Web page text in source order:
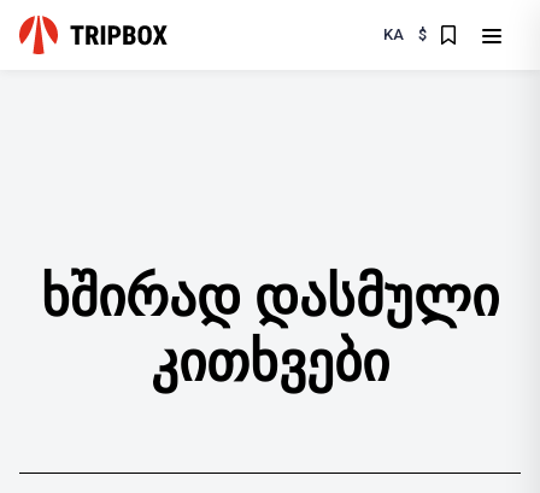
KA $
ხშირად დასმული
კითხვები